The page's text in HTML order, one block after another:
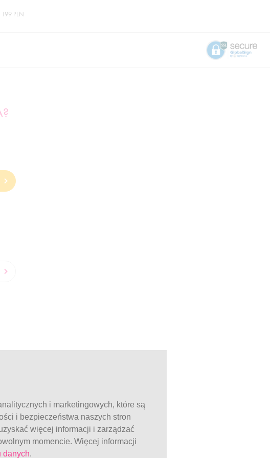
PLN
i marketingowych, które są
i bezpieczeństwa naszych stron
więcej informacji i zarządzać
momencie. Więcej informacji
danych.